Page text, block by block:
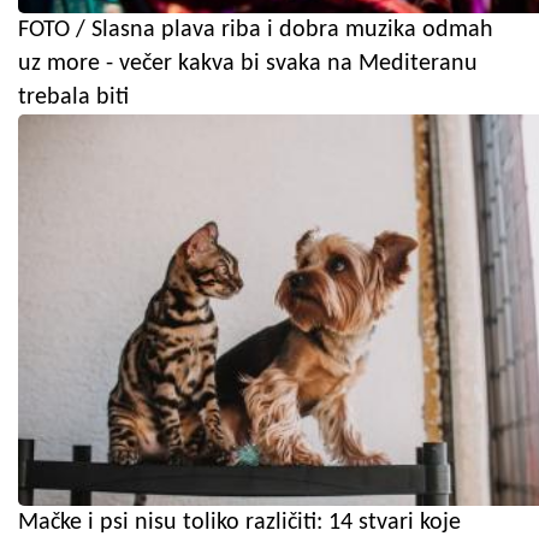
FOTO / Slasna plava riba i dobra muzika odmah
uz more - večer kakva bi svaka na Mediteranu
trebala biti
Mačke i psi nisu toliko različiti: 14 stvari koje